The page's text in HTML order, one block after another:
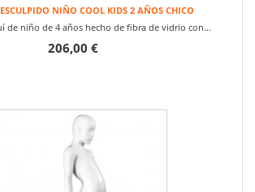
NIÑO COOL KIDS 2 AÑOS CHICO
de niño de 4 años hecho de fibra de vidrio con...
206,00 €